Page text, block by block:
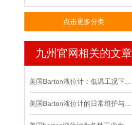
点击更多分类
九州官网相关的文章